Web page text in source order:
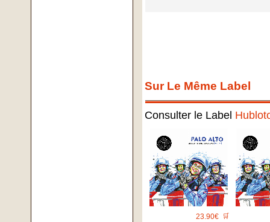
Sur Le Même Label
Consulter le Label
23.90€ 🛒